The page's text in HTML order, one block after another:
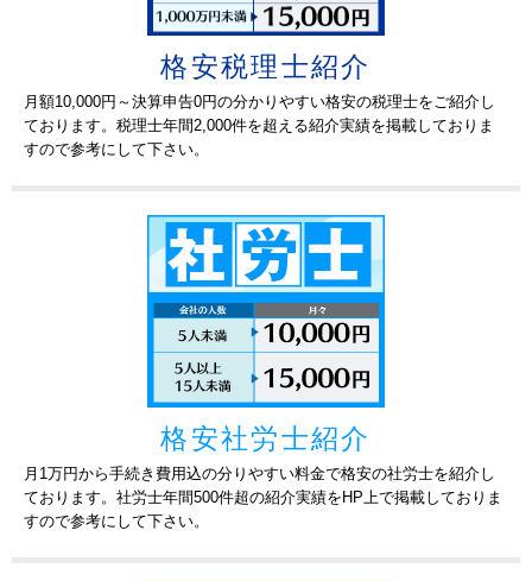
える予定となり先生を探しています。
税理士 埼玉県
さいたま市で建設業の仕事をしている個人事業主
です。今年2月の申告は終っていますが、現在顧問
の先生がいませんので探しています。
月よりとなっています。
台東区で製造業を経営している法人です。一般的
な顧問、業務をお願いできればと思い社労士の先
生を探しています。
1 ... 3 4 5
... > >>
格安税理士紹介
月額10,000円～決算申告0円の分かりやすい格安の税理士をご紹介し
ております。税理士年間2,000件を超える紹介実績を掲載しておりま
すので参考にして下さい。
格安社労士紹介
月1万円から手続き費用込の分りやすい料金で格安の社労士を紹介し
ております。社労士年間500件超の紹介実績をHP上で掲載しておりま
すので参考にして下さい。